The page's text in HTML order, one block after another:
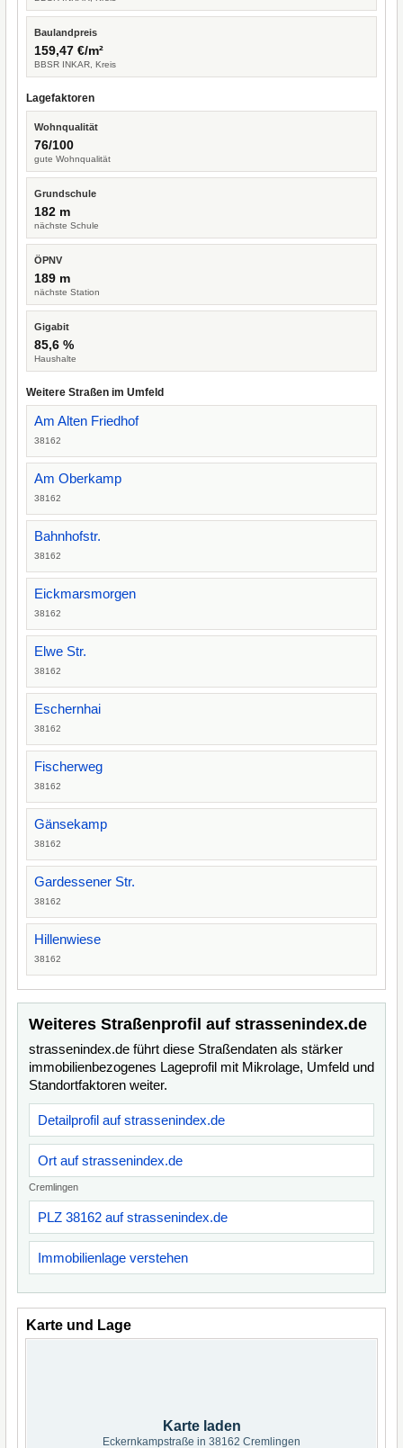
Baulandpreis
159,47 €/m²
BBSR INKAR, Kreis
Lagefaktoren
Wohnqualität
76/100
gute Wohnqualität
Grundschule
182 m
nächste Schule
ÖPNV
189 m
nächste Station
Gigabit
85,6 %
Haushalte
Weitere Straßen im Umfeld
Am Alten Friedhof
38162
Am Oberkamp
38162
Bahnhofstr.
38162
Eickmarsmorgen
38162
Elwe Str.
38162
Eschernhai
38162
Fischerweg
38162
Gänsekamp
38162
Gardessener Str.
38162
Hillenwiese
38162
Weiteres Straßenprofil auf strassenindex.de
strassenindex.de führt diese Straßendaten als stärker
immobilienbezogenes Lageprofil mit Mikrolage, Umfeld und
Standortfaktoren weiter.
Detailprofil auf strassenindex.de
Ort auf strassenindex.de
Cremlingen
PLZ 38162 auf strassenindex.de
Immobilienlage verstehen
Karte und Lage
Karte laden
Eckernkampstraße in 38162 Cremlingen